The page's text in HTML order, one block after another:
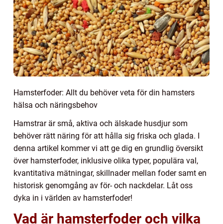
Hamsterfoder: Allt du behöver veta för din hamsters
hälsa och näringsbehov
Hamstrar är små, aktiva och älskade husdjur som
behöver rätt näring för att hålla sig friska och glada. I
denna artikel kommer vi att ge dig en grundlig översikt
över hamsterfoder, inklusive olika typer, populära val,
kvantitativa mätningar, skillnader mellan foder samt en
historisk genomgång av för- och nackdelar. Låt oss
dyka in i världen av hamsterfoder!
Vad är hamsterfoder och vilka